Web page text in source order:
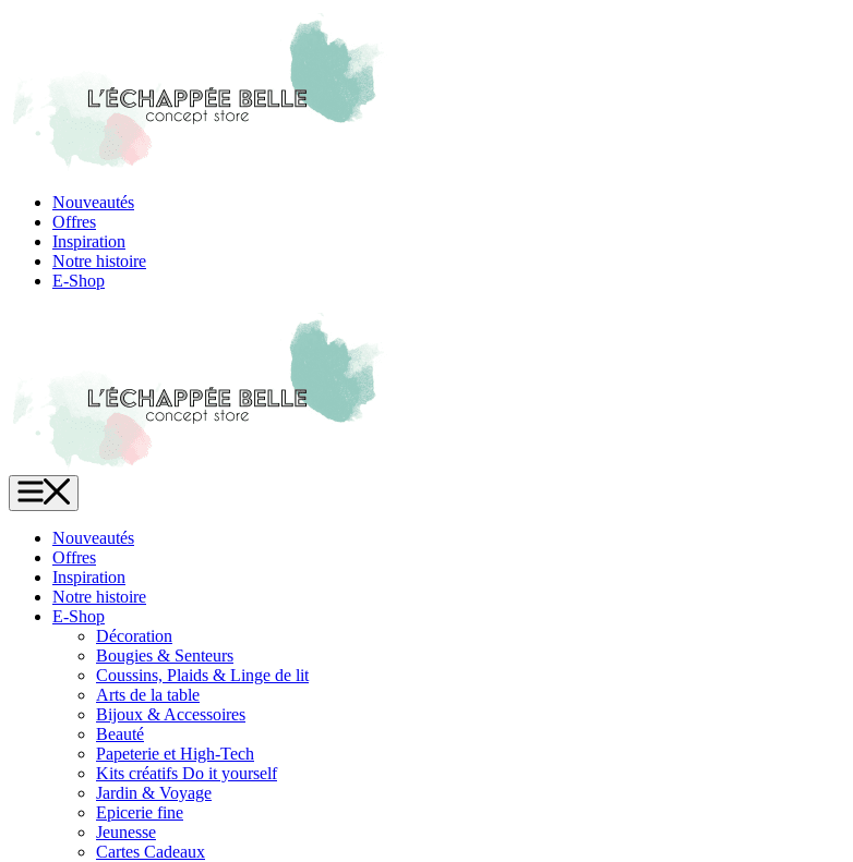
Nouveautés
Offres
Inspiration
Notre histoire
E-Shop
L'Échappée Belle
Menu
Nouveautés
Offres
Inspiration
Notre histoire
E-Shop
Décoration
Bougies & Senteurs
Coussins, Plaids & Linge de lit
Arts de la table
Bijoux & Accessoires
Beauté
Papeterie et High-Tech
Kits créatifs Do it yourself
Jardin & Voyage
Epicerie fine
Jeunesse
Cartes Cadeaux